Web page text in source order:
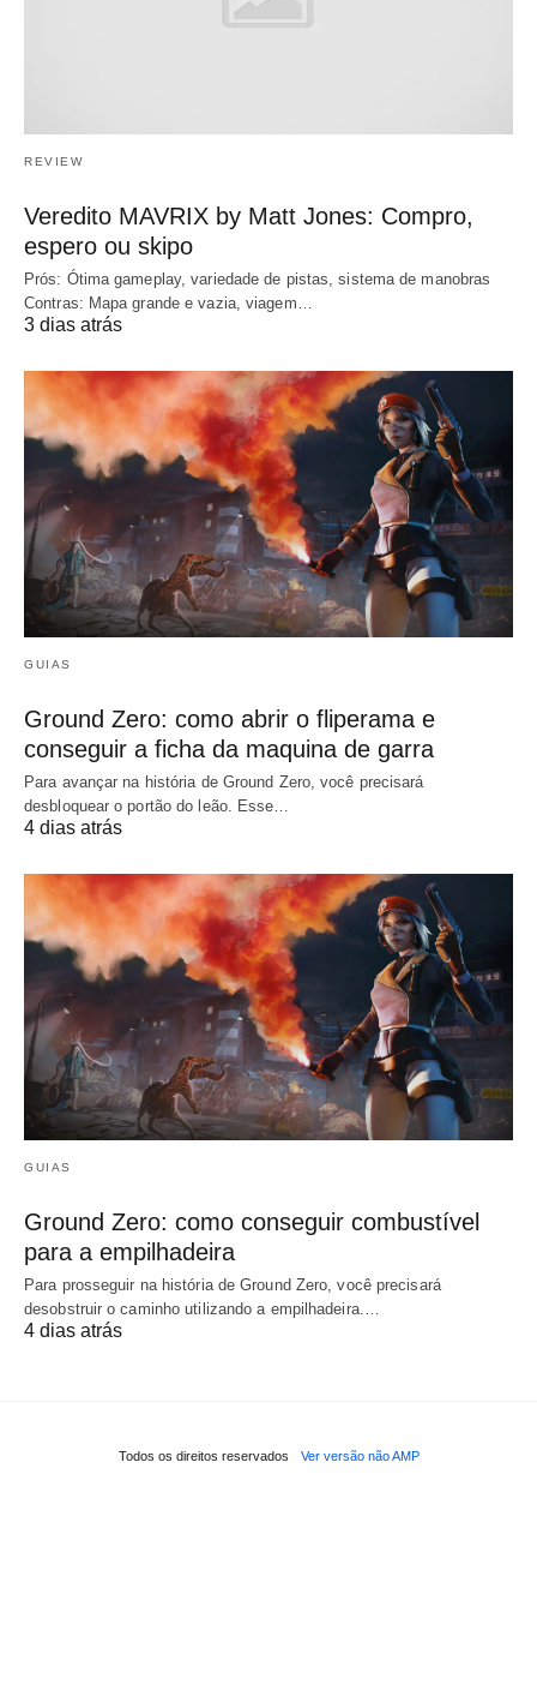
REVIEW
Veredito MAVRIX by Matt Jones: Compro,
espero ou skipo
Prós: Ótima gameplay, variedade de pistas, sistema de manobras
Contras: Mapa grande e vazia, viagem…
3 dias atrás
GUIAS
Ground Zero: como abrir o fliperama e
conseguir a ficha da maquina de garra
Para avançar na história de Ground Zero, você precisará
desbloquear o portão do leão. Esse…
4 dias atrás
GUIAS
Ground Zero: como conseguir combustível
para a empilhadeira
Para prosseguir na história de Ground Zero, você precisará
desobstruir o caminho utilizando a empilhadeira.…
4 dias atrás
Todos os direitos reservados Ver versão não AMP